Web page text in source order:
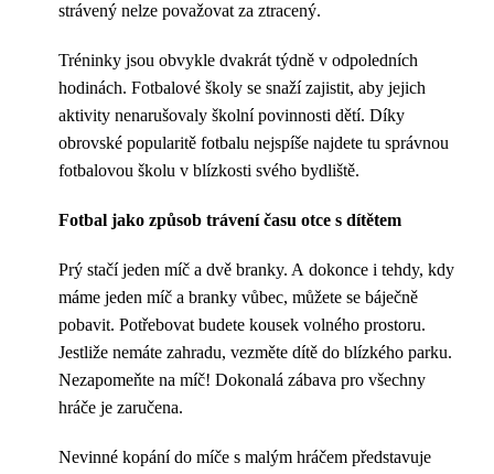
strávený nelze považovat za ztracený.
Tréninky jsou obvykle dvakrát týdně v odpoledních
hodinách. Fotbalové školy se snaží zajistit, aby jejich
aktivity nenarušovaly školní povinnosti dětí. Díky
obrovské popularitě fotbalu nejspíše najdete tu správnou
fotbalovou školu v blízkosti svého bydliště.
Fotbal jako způsob trávení času otce s dítětem
Prý stačí jeden míč a dvě branky. A dokonce i tehdy, kdy
máme jeden míč a branky vůbec, můžete se báječně
pobavit. Potřebovat budete kousek volného prostoru.
Jestliže nemáte zahradu, vezměte dítě do blízkého parku.
Nezapomeňte na míč! Dokonalá zábava pro všechny
hráče je zaručena.
Nevinné kopání do míče s malým hráčem představuje